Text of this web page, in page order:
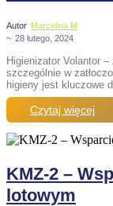
Autor Marcelina M
~ 28 lutego, 2024
Higienizator Volantor
szczególnie w
higieny jest kluczowe
Czytaj więcej
KMZ-2 –
lotowym